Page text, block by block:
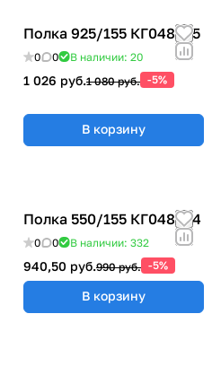
Полка 925/155 КГ048825
0 0 В наличии: 20
1 026 руб.1 080 руб. -5%
В корзину
Полка 550/155 КГ048824
0 0 В наличии: 332
940,50 руб.990 руб. -5%
В корзину